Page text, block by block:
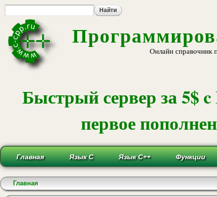
Онлайн справочник
Быстрый сервер за 5$
первое
Главная Язык С Язык С++ Функции
Вы здесь
Главная